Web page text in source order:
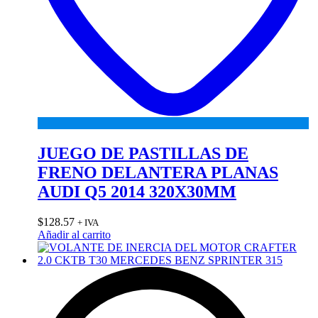
JUEGO DE PASTILLAS DE
FRENO DELANTERA PLANAS
AUDI Q5 2014 320X30MM
$128.57 + IVA
Añadir al carrito